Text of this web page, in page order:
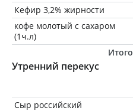
Кефир 3,2% жирности
кофе молотый с сахаром
(1ч.л)
Итого
Утренний перекус
Сыр российский